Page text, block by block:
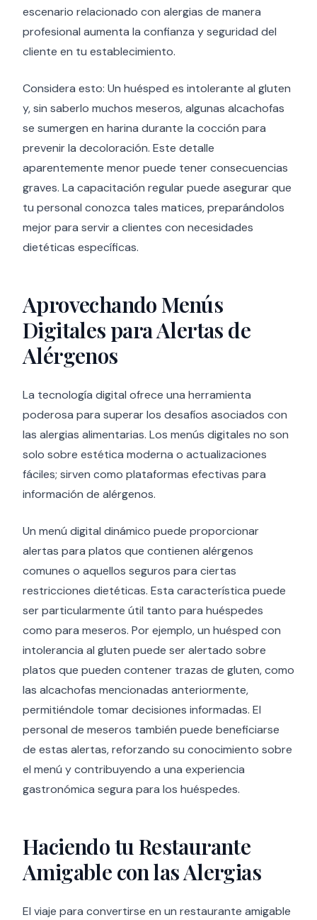
escenario relacionado con alergias de manera
profesional aumenta la confianza y seguridad del
cliente en tu establecimiento.
Considera esto: Un huésped es intolerante al gluten
y, sin saberlo muchos meseros, algunas alcachofas
se sumergen en harina durante la cocción para
prevenir la decoloración. Este detalle
aparentemente menor puede tener consecuencias
graves. La capacitación regular puede asegurar que
tu personal conozca tales matices, preparándolos
mejor para servir a clientes con necesidades
dietéticas específicas.
Aprovechando Menús
Digitales para Alertas de
Alérgenos
La tecnología digital ofrece una herramienta
poderosa para superar los desafíos asociados con
las alergias alimentarias. Los menús digitales no son
solo sobre estética moderna o actualizaciones
fáciles; sirven como plataformas efectivas para
información de alérgenos.
Un menú digital dinámico puede proporcionar
alertas para platos que contienen alérgenos
comunes o aquellos seguros para ciertas
restricciones dietéticas. Esta característica puede
ser particularmente útil tanto para huéspedes
como para meseros. Por ejemplo, un huésped con
intolerancia al gluten puede ser alertado sobre
platos que pueden contener trazas de gluten, como
las alcachofas mencionadas anteriormente,
permitiéndole tomar decisiones informadas. El
personal de meseros también puede beneficiarse
de estas alertas, reforzando su conocimiento sobre
el menú y contribuyendo a una experiencia
gastronómica segura para los huéspedes.
Haciendo tu Restaurante
Amigable con las Alergias
El viaje para convertirse en un restaurante amigable